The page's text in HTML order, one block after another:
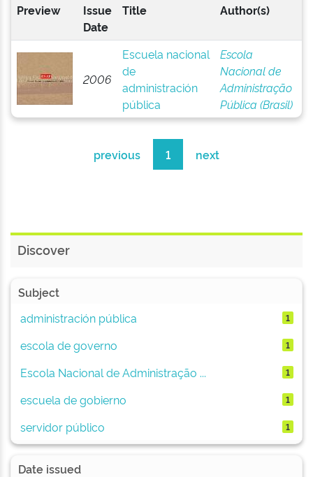
Preview
Issue
Date
Title Author(s)
2006
Escuela nacional
de
administración
pública
Escola
Nacional de
Administração
Pública (Brasil)
previous 1 next
Discover
Subject
administración pública
1
escola de governo 1
Escola Nacional de Administração ... 1
escuela de gobierno 1
servidor público 1
Date issued